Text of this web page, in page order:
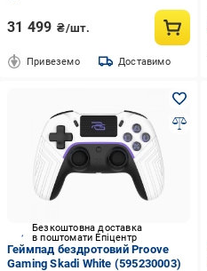
31 499 ₴/шт.
Привеземо Доставимо
Безкоштовна доставка
в поштомати Епіцентр
Геймпад бездротовий Proove
Gaming Skadi White (595230003)